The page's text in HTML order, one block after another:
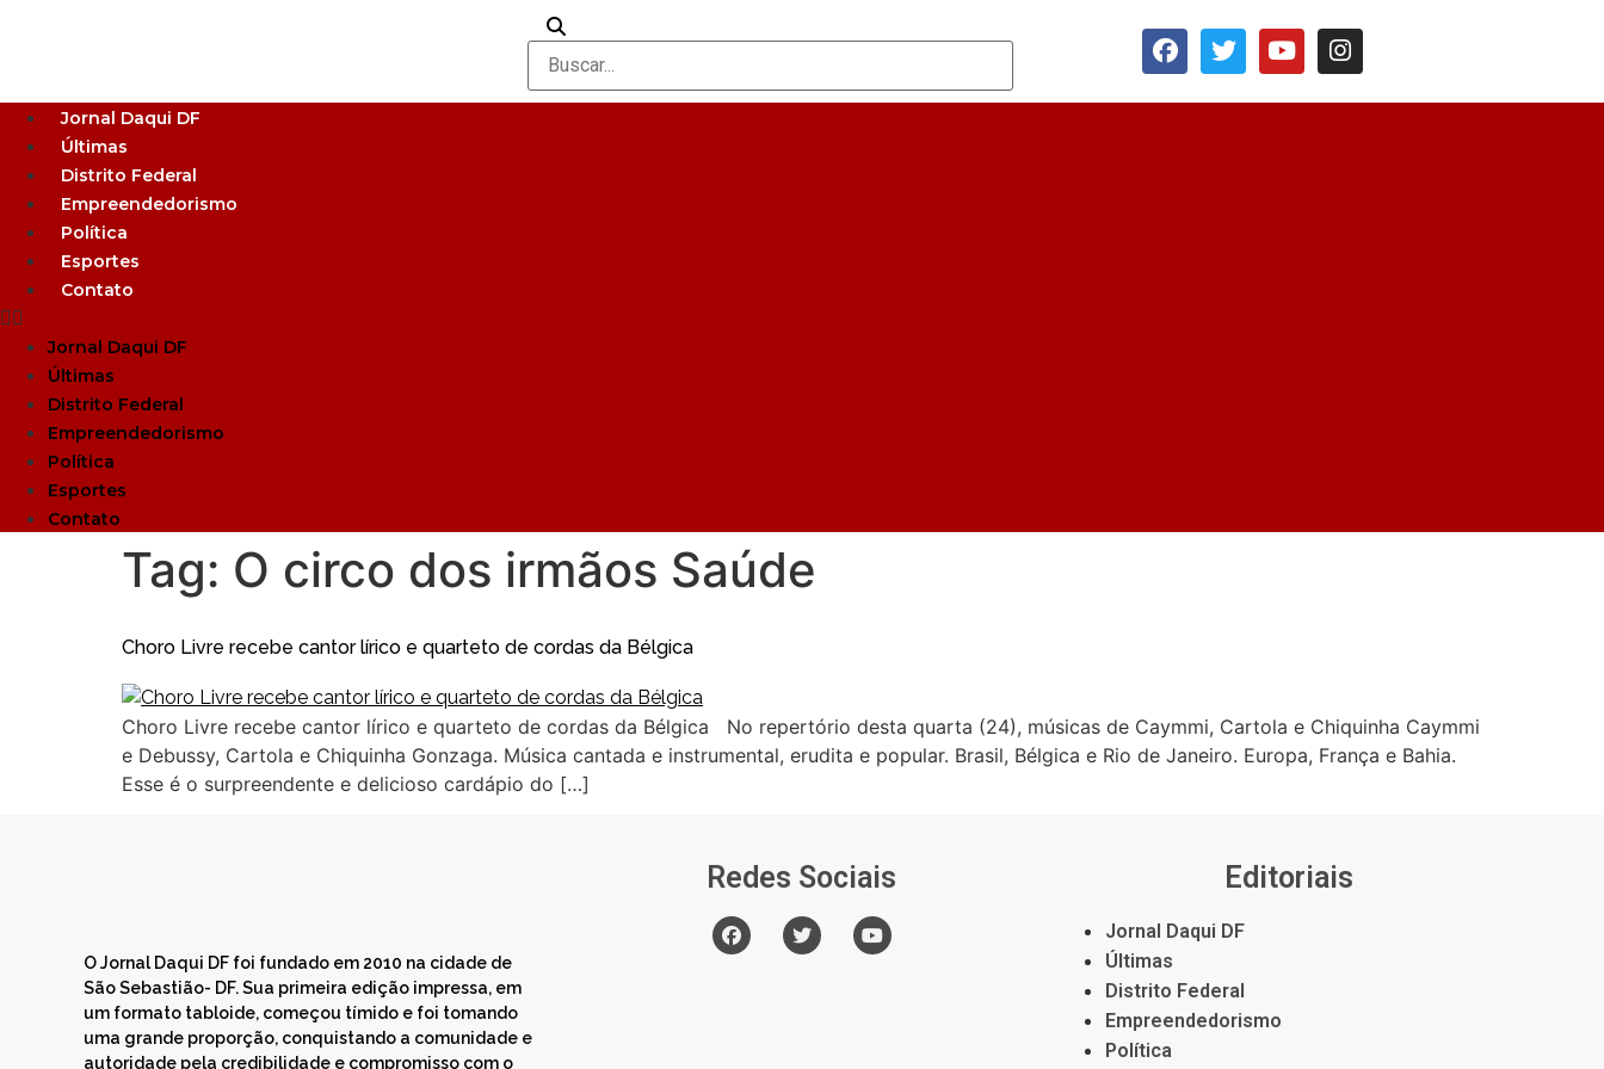
Jornal Daqui DF
Últimas
Distrito Federal
Empreendedorismo
Política
Esportes
Contato
Jornal Daqui DF
Últimas
Distrito Federal
Empreendedorismo
Política
Esportes
Contato
Tag: O circo dos irmãos Saúde
Choro Livre recebe cantor lírico e quarteto de cordas da Bélgica
Choro Livre recebe cantor lírico e quarteto de cordas da Bélgica No repertório desta quarta (24), músicas de Caymmi, Cartola e Chiquinha Caymmi
e Debussy, Cartola e Chiquinha Gonzaga. Música cantada e instrumental, erudita e popular. Brasil, Bélgica e Rio de Janeiro. Europa, França e Bahia.
Esse é o surpreendente e delicioso cardápio do […]
O Jornal Daqui DF foi fundado em 2010 na cidade de
São Sebastião- DF. Sua primeira edição impressa, em
um formato tabloide, começou tímido e foi tomando
uma grande proporção, conquistando a comunidade e
autoridade pela credibilidade e compromisso com o
Redes Sociais Editoriais
Jornal Daqui DF
Últimas
Distrito Federal
Empreendedorismo
Política